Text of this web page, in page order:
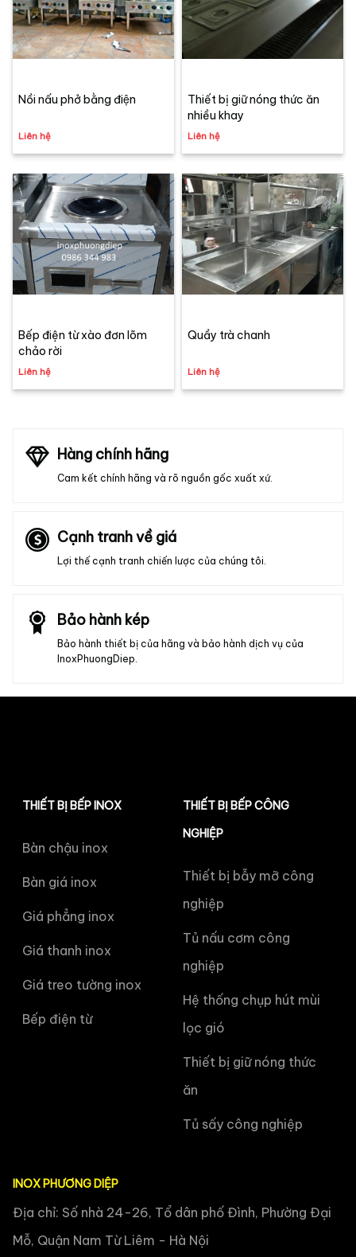
Nồi nấu phở bằng điện
Liên hệ
Thiết bị giữ nóng thức ăn
nhiều khay
Liên hệ
Bếp điện từ xào đơn lõm
chảo rời
Liên hệ
Quầy trà chanh
Liên hệ
Hàng chính hãng
Cam kết chính hãng và rõ nguồn gốc xuất xứ.
Cạnh tranh về giá
Lợi thế cạnh tranh chiến lược của chúng tôi.
Bảo hành kép
Bảo hành thiết bị của hãng và bảo hành dịch vụ của
InoxPhuongDiep.
THIẾT BỊ BẾP CÔNG
NGHIỆP
Thiết bị bẫy mỡ công
nghiệp
Tủ nấu cơm công
nghiệp
Hệ thống chụp hút mùi
lọc gió
Thiết bị giữ nóng thức
ăn
Tủ sấy công nghiệp
THIẾT BỊ BẾP INOX
Bàn chậu inox
Bàn giá inox
Giá phẳng inox
Giá thanh inox
Giá treo tường inox
Bếp điện từ
INOX PHƯƠNG DIỆP
Địa chỉ: Số nhà 24-26, Tổ dân phố Đình, Phường Đại
Mỗ, Quận Nam Từ Liêm - Hà Nội